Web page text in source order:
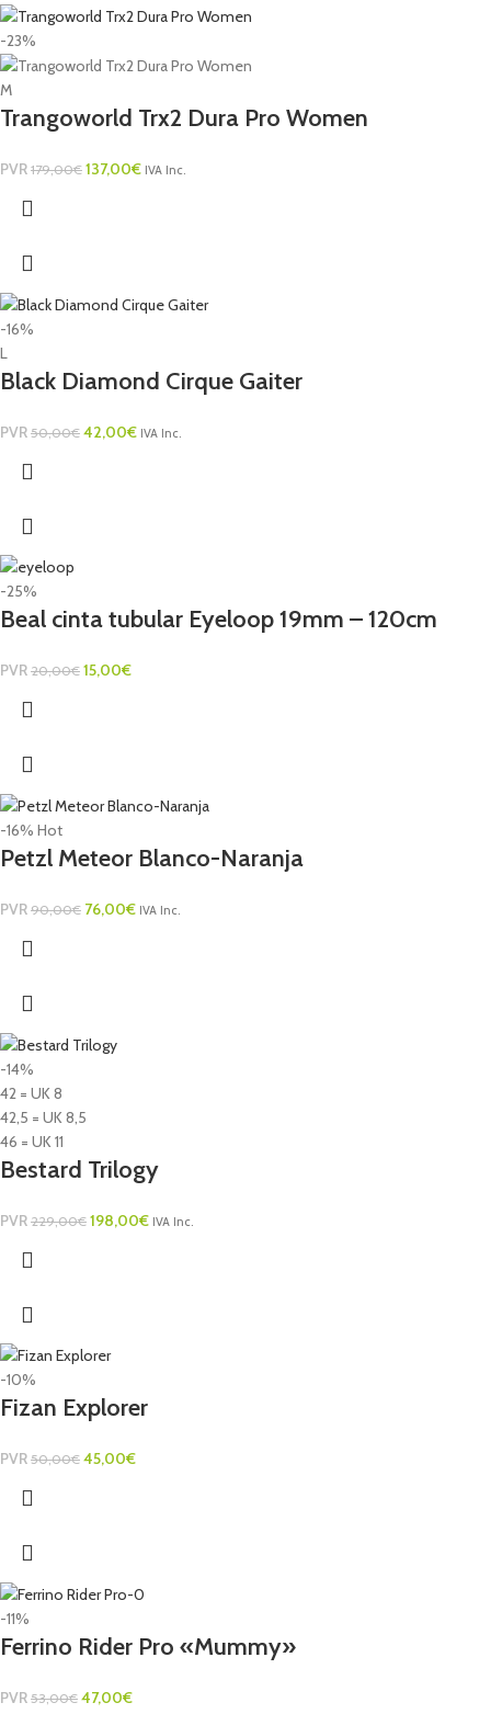
-23%
M
Trangoworld Trx2 Dura Pro Women
PVR 179,00€ 137,00€ IVA Inc.
-16%
L
Black Diamond Cirque Gaiter
PVR 50,00€ 42,00€ IVA Inc.
-25%
Beal cinta tubular Eyeloop 19mm – 120cm
PVR 20,00€ 15,00€
-16% Hot
Petzl Meteor Blanco-Naranja
PVR 90,00€ 76,00€ IVA Inc.
-14%
42 = UK 8
42,5 = UK 8,5
46 = UK 11
Bestard Trilogy
PVR 229,00€ 198,00€ IVA Inc.
-10%
Fizan Explorer
PVR 50,00€ 45,00€
-11%
Ferrino Rider Pro «Mummy»
PVR 53,00€ 47,00€